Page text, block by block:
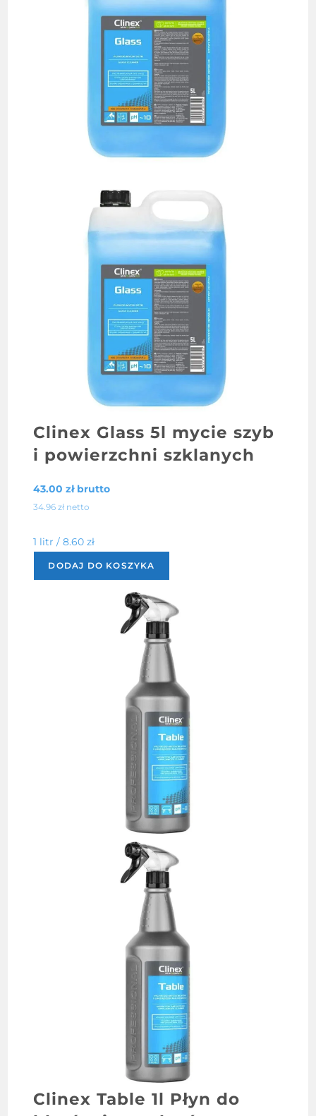
Clinex Glass 5l mycie szyb
i powierzchni szklanych
43.00złbrutto
34.96 zł netto
1 litr / 8.60zł
DODAJ DO KOSZYKA
Clinex Table 1l Płyn do